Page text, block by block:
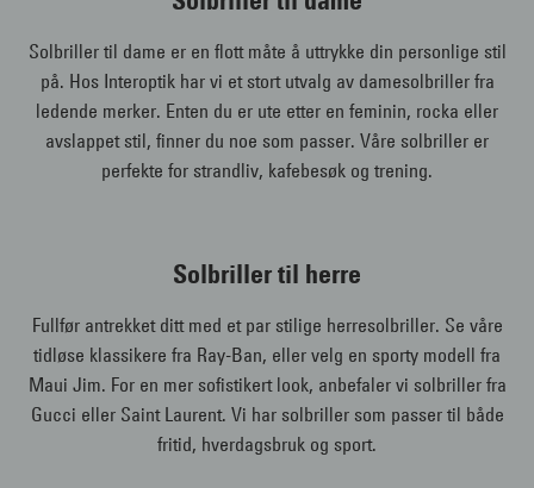
Solbriller til dame er en flott måte å uttrykke din personlige stil
på. Hos Interoptik har vi et stort utvalg av damesolbriller fra
ledende merker. Enten du er ute etter en feminin, rocka eller
avslappet stil, finner du noe som passer. Våre solbriller er
perfekte for strandliv, kafebesøk og trening.
Solbriller til herre
Fullfør antrekket ditt med et par stilige herresolbriller. Se våre
tidløse klassikere fra Ray-Ban, eller velg en sporty modell fra
Maui Jim. For en mer sofistikert look, anbefaler vi solbriller fra
Gucci eller Saint Laurent. Vi har solbriller som passer til både
fritid, hverdagsbruk og sport.